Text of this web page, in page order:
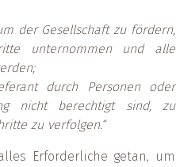
der Gesellschaft zu fördern,
unternommen und alle
durch Personen oder
nicht berechtigt sind, zu
zu verfolgen.“
Erforderliche getan, um